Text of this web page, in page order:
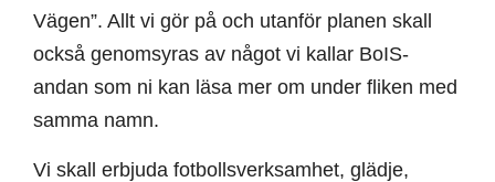
Vägen”. Allt vi gör på och utanför planen skall
också genomsyras av något vi kallar BoIS-
andan som ni kan läsa mer om under fliken med
samma namn.
Vi skall erbjuda fotbollsverksamhet, glädje,